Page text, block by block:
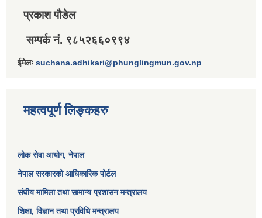
प्रकाश पौडेल
सम्पर्क नं. ९८५२६६०९९४
ईमेलः suchana.adhikari@phunglingmun.gov.np
महत्वपूर्ण लिङ्कहरु
लोक सेवा आयोग, नेपाल
नेपाल सरकारको आधिकारिक पोर्टल
संघीय मामिला तथा सामान्य प्रशासन मन्त्रालय
शिक्षा, विज्ञान तथा प्रविधि मन्त्रालय